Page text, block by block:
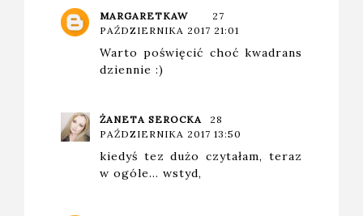
MARGARETKAW
27
PAŹDZIERNIKA 2017 21:01
Warto poświęcić choć kwadrans
dziennie :)
ŻANETA SEROCKA
28
PAŹDZIERNIKA 2017 13:50
kiedyś tez dużo czytałam, teraz
w ogóle... wstyd,